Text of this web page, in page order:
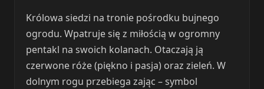
Królowa siedzi na tronie pośrodku bujnego
ogrodu. Wpatruje się z miłością w ogromny
pentakl na swoich kolanach. Otaczają ją
czerwone róże (piękno i pasja) oraz zieleń. W
dolnym rogu przebiega zając – symbol